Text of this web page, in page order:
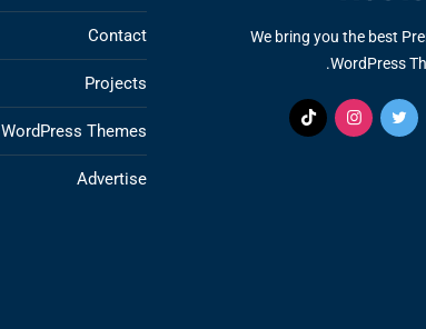
We bring you the best
WordPress
Contact
Projects
WordPress Themes
Advertise